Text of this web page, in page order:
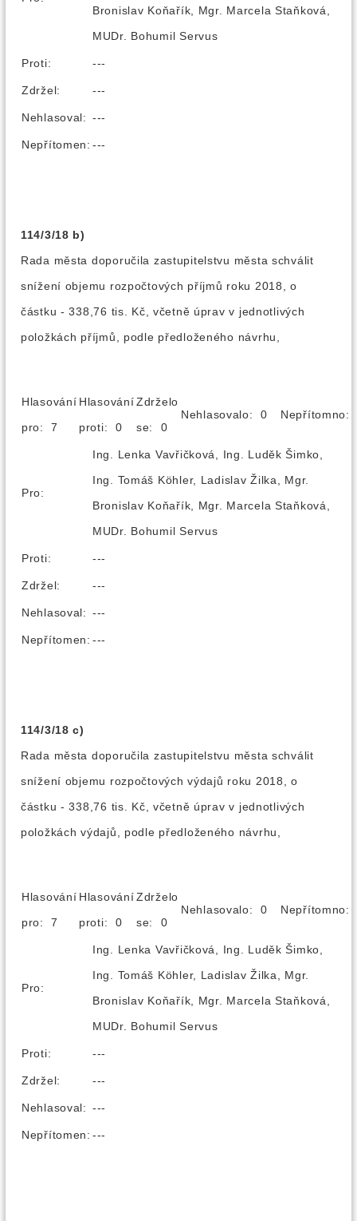
Bronislav Koňařík, Mgr. Marcela Staňková,
MUDr. Bohumil Servus
Proti: ---
Zdržel: ---
Nehlasoval: ---
Nepřítomen: ---
114/3/18 b)
Rada města doporučila zastupitelstvu města schválit
snížení objemu rozpočtových příjmů roku 2018, o
částku - 338,76 tis. Kč, včetně úprav v jednotlivých
položkách příjmů, podle předloženého návrhu,
Hlasování
pro: 7
Hlasování
proti: 0
Zdrželo
se: 0
Nehlasovalo: 0
Pro:
Ing. Lenka Vavřičková, Ing. Luděk Šimko,
Ing. Tomáš Köhler, Ladislav Žilka, Mgr.
Bronislav Koňařík, Mgr. Marcela Staňková,
MUDr. Bohumil Servus
Proti: ---
Zdržel: ---
Nehlasoval: ---
Nepřítomen: ---
114/3/18 c)
Rada města doporučila zastupitelstvu města schválit
snížení objemu rozpočtových výdajů roku 2018, o
částku - 338,76 tis. Kč, včetně úprav v jednotlivých
položkách výdajů, podle předloženého návrhu,
Hlasování
pro: 7
Hlasování
proti: 0
Zdrželo
se: 0
Nehlasovalo: 0
Pro:
Ing. Lenka Vavřičková, Ing. Luděk Šimko,
Ing. Tomáš Köhler, Ladislav Žilka, Mgr.
Bronislav Koňařík, Mgr. Marcela Staňková,
MUDr. Bohumil Servus
Proti: ---
Zdržel: ---
Nehlasoval: ---
Nepřítomen: ---